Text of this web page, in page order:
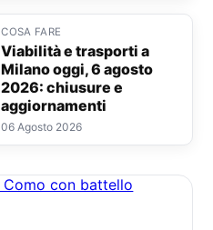
COSA FARE
Viabilità e trasporti a
Milano oggi, 6 agosto
2026: chiusure e
aggiornamenti
06 Agosto 2026